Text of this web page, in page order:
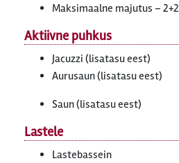
Maksimaalne majutus – 2+2
Aktiivne puhkus
Jacuzzi (lisatasu eest)
Aurusaun (lisatasu eest)
Saun (lisatasu eest)
Lastele
Lastebassein